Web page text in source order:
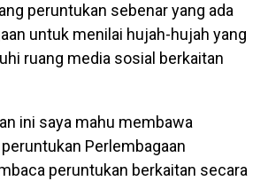
peruntukan sebenar yang ada
untuk menilai hujah-hujah yang
ruang media sosial berkaitan
ini saya mahu membawa
Perlembagaan
peruntukan berkaitan secara